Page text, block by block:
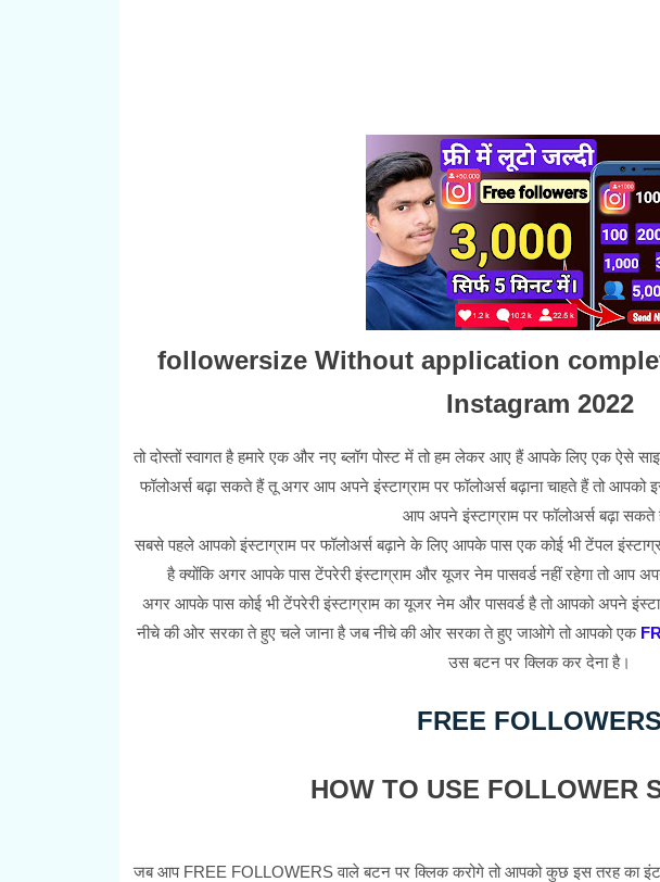
followersize Without application
Instagram 2022
तो दोस्तों स्वागत है हमारे एक और नए ब्लॉग पोस्ट में तो हम लेकर आए हैं आपके लिए एक ऐसे
फॉलोअर्स बढ़ा सकते हैं तू अगर आप अपने इंस्टाग्राम पर फॉलोअर्स बढ़ाना चाहते हैं तो आपको
आप अपने इंस्टाग्राम पर फॉलोअर्स बढ़ा सकते
सबसे पहले आपको इंस्टाग्राम पर फॉलोअर्स बढ़ाने के लिए आपके पास एक कोई भी टेंपल
है क्योंकि अगर आपके पास टेंपरेरी इंस्टाग्राम और यूजर नेम पासवर्ड नहीं रहेगा तो आप
अगर आपके पास कोई भी टेंपरेरी इंस्टाग्राम का यूजर नेम और पासवर्ड है तो आपको अपने
नीचे की ओर सरका ते हुए चले जाना है जब नीचे की ओर सरका ते हुए जाओगे तो आपको एक
उस बटन पर क्लिक कर देना है।
FREE FOLLOWERS
HOW TO USE FOLLOWER
जब आप FREE FOLLOWERS वाले बटन पर क्लिक करोगे तो आपको कुछ इस तरह का